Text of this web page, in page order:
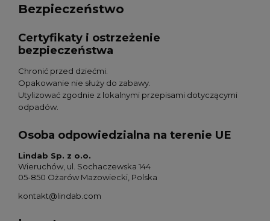
Bezpieczeństwo
Certyfikaty i ostrzeżenie
bezpieczeństwa
Chronić przed dziećmi.
Opakowanie nie służy do zabawy.
Utylizować zgodnie z lokalnymi przepisami dotyczącymi
odpadów.
Osoba odpowiedzialna na terenie UE
Lindab Sp. z o.o.
Wieruchów, ul. Sochaczewska 144
05-850 Ożarów Mazowiecki, Polska
kontakt@lindab.com